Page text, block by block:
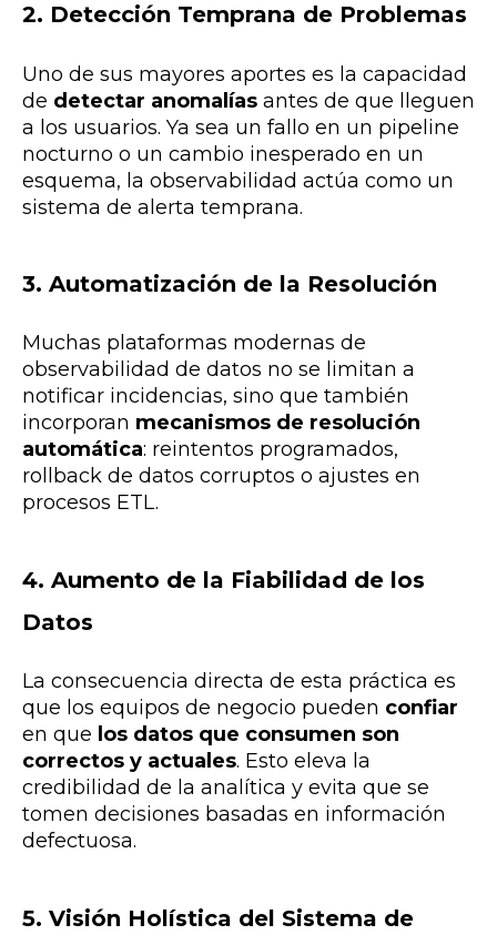
2. Detección Temprana de Problemas
Uno de sus mayores aportes es la capacidad
de detectar anomalías antes de que lleguen
a los usuarios. Ya sea un fallo en un pipeline
nocturno o un cambio inesperado en un
esquema, la observabilidad actúa como un
sistema de alerta temprana.
3. Automatización de la Resolución
Muchas plataformas modernas de
observabilidad de datos no se limitan a
notificar incidencias, sino que también
incorporan mecanismos de resolución
automática: reintentos programados,
rollback de datos corruptos o ajustes en
procesos ETL.
4. Aumento de la Fiabilidad de los
Datos
La consecuencia directa de esta práctica es
que los equipos de negocio pueden confiar
en que los datos que consumen son
correctos y actuales. Esto eleva la
credibilidad de la analítica y evita que se
tomen decisiones basadas en información
defectuosa.
5. Visión Holística del Sistema de